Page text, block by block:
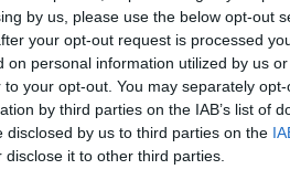
by us, please use the below opt-out
your opt-out request is processed
personal information utilized by us
your opt-out. You may separately
by third parties on the IAB’s list of
by us to third parties on the
it to other third parties.
svar
6 svar
Volvo 245 ?Turbo?
Senaste inlägget av
sedani Projekt
Renovering av en
Civic Aerodeck VTi
Senaste inlägget av